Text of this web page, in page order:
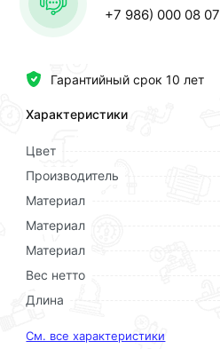
Гарантийный срок 10 лет
Характеристики
Цвет
Производитель
Материал
Материал
Материал
Вес нетто
Длина
См. все характеристики
+7 986) 000 08 07